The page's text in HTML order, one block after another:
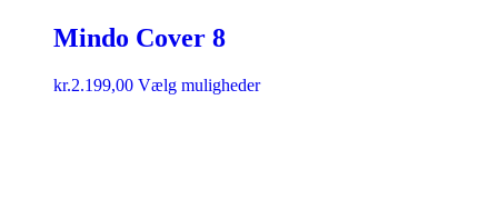
Mindo Cover 8
kr.2.199,00 Vælg muligheder